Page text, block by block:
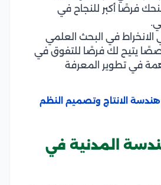
فرصًا أكبر للنجاح في
الانخراط في البحث العلمي
تخصصًا يتيح لك فرصًا للتفوق في
في تطوير المعرفة
الانتاج وتصميم النظم
المدنية في